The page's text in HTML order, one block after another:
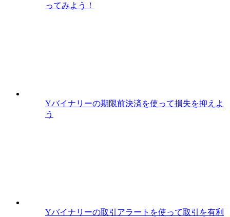
ってみよう！
Yバイナリーの期限前決済を使って損失を抑えよ
う
Yバイナリーの取引アラートを使って取引を有利